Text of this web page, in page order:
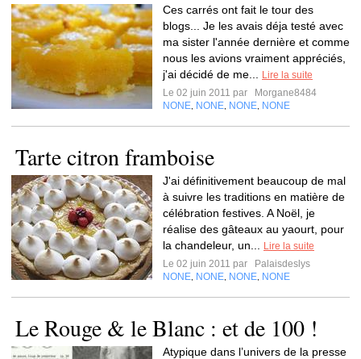
Ces carrés ont fait le tour des
blogs... Je les avais déja testé avec
ma sister l'année dernière et comme
nous les avions vraiment appréciés,
j'ai décidé de me...
Lire la suite
Le 02 juin 2011 par
Morgane8484
NONE NONE NONE NONE
Tarte citron framboise
J'ai définitivement beaucoup de mal
à suivre les traditions en matière de
célébration festives. A Noël, je
réalise des gâteaux au yaourt, pour
la chandeleur, un...
Lire la suite
Le 02 juin 2011 par
Palaisdeslys
NONE NONE NONE NONE
Le Rouge & le Blanc : et de 100 !
Atypique dans l’univers de la presse